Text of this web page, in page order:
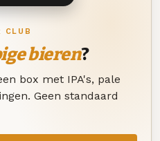
CLUB
bieren?
box met IPA's, pale
Geen standaard